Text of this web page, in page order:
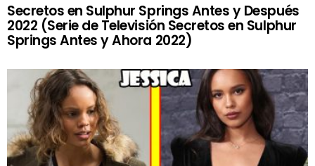
Secretos en Sulphur Springs Antes y Después
2022 (Serie de Televisión Secretos en Sulphur
Springs Antes y Ahora 2022)